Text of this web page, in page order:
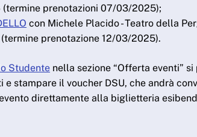
(termine prenotazioni 07/03/2025);
con Michele Placido - Teatro della
(termine prenotazione 12/03/2025).
Studente nella sezione “Offerta eventi” si
stampare il voucher DSU, che andrà
direttamente alla biglietteria